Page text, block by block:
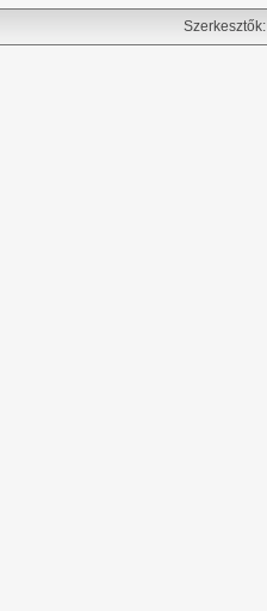
Szerkesztők: